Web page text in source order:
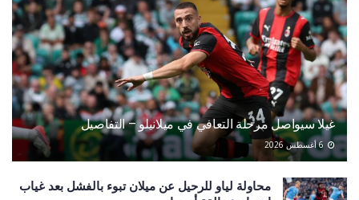
غيلا سيواصل مرحلة التعافي في ميلانيلو – التفاصيل
محاولة لياو للرحيل عن ميلان تبوء بالفشل بعد غياب